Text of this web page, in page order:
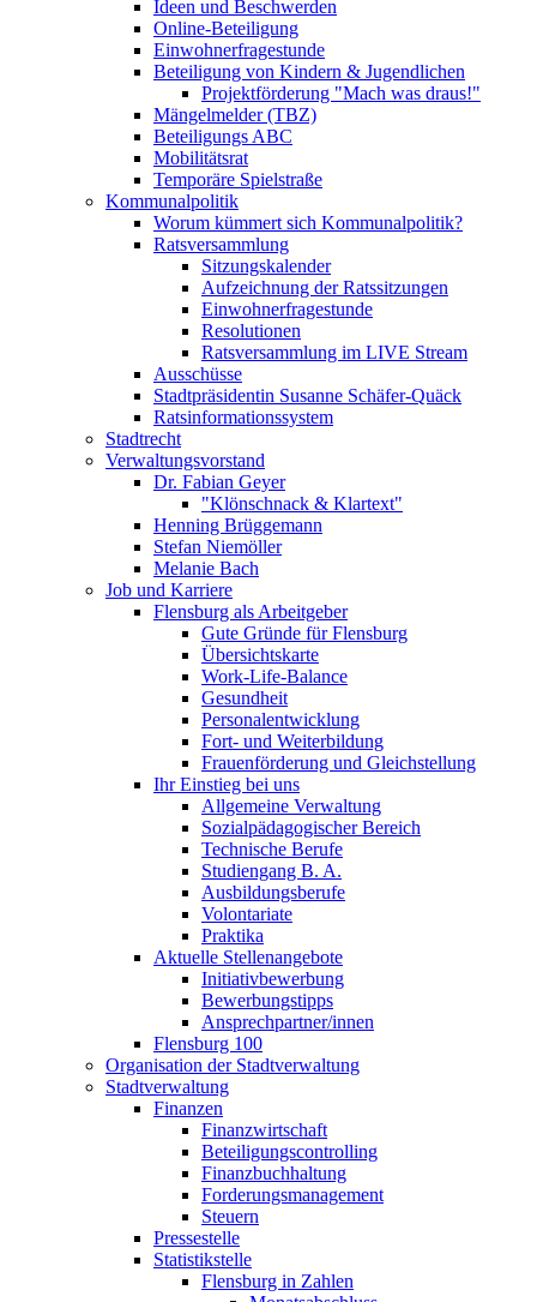
Ideen und Beschwerden
Online-Beteiligung
Einwohnerfragestunde
Beteiligung von Kindern & Jugendlichen
Projektförderung "Mach was draus!"
Mängelmelder (TBZ)
Beteiligungs ABC
Mobilitätsrat
Temporäre Spielstraße
Kommunalpolitik
Worum kümmert sich Kommunalpolitik?
Ratsversammlung
Sitzungskalender
Aufzeichnung der Ratssitzungen
Einwohnerfragestunde
Resolutionen
Ratsversammlung im LIVE Stream
Ausschüsse
Stadtpräsidentin Susanne Schäfer-Quäck
Ratsinformationssystem
Stadtrecht
Verwaltungsvorstand
Dr. Fabian Geyer
"Klönschnack & Klartext"
Henning Brüggemann
Stefan Niemöller
Melanie Bach
Job und Karriere
Flensburg als Arbeitgeber
Gute Gründe für Flensburg
Übersichtskarte
Work-Life-Balance
Gesundheit
Personalentwicklung
Fort- und Weiterbildung
Frauenförderung und Gleichstellung
Ihr Einstieg bei uns
Allgemeine Verwaltung
Sozialpädagogischer Bereich
Technische Berufe
Studiengang B. A.
Ausbildungsberufe
Volontariate
Praktika
Aktuelle Stellenangebote
Initiativbewerbung
Bewerbungstipps
Ansprechpartner/innen
Flensburg 100
Organisation der Stadtverwaltung
Stadtverwaltung
Finanzen
Finanzwirtschaft
Beteiligungscontrolling
Finanzbuchhaltung
Forderungsmanagement
Steuern
Pressestelle
Statistikstelle
Flensburg in Zahlen